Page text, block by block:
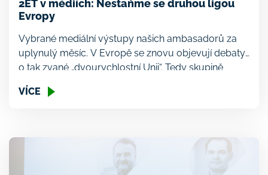
2ET v médiích: Nestaňme se druhou ligou
Evropy
Vybrané mediální výstupy našich ambasadorů za
uplynulý měsíc. V Evropě se znovu objevují debaty
o tak zvané „dvourychlostní Unii“. Tedy skupině
„Pokud se do této silnější integrace, která bude
s Německem a my do tohoto vlaku […]
VÍCE